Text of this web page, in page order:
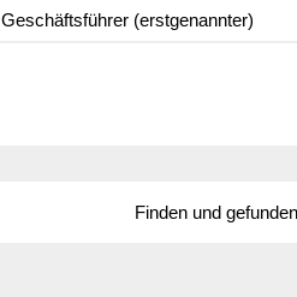
Geschäftsführer (erstgenannter)
Finden und